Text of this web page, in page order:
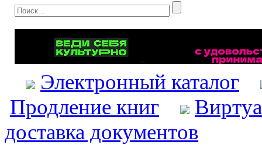
Электронный каталог
Продление книг
доставка документов